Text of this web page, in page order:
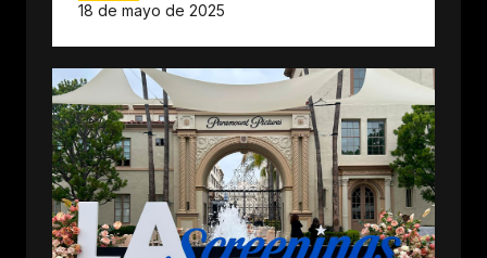
18 de mayo de 2025